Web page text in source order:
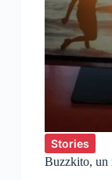
Stories
Buzzkito, un